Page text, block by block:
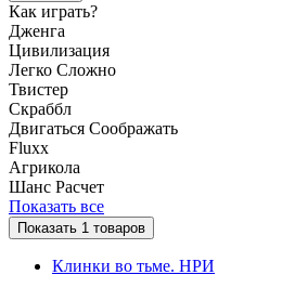
Как играть?
Дженга
Цивилизация
Легко Сложно
Твистер
Скраббл
Двигаться Соображать
Fluxx
Агрикола
Шанс Расчет
Показать все
Показать 1 товаров
Клинки во тьме. НРИ